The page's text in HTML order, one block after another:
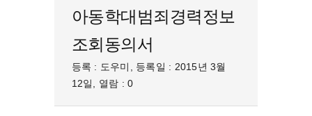
아동학대범죄경력정보
조회동의서
등록 : 도우미, 등록일 : 2015년 3월
12일, 열람 : 0